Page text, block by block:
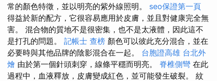
常的顏色特徵，並以明亮的紫外線照明。 seo保證第一頁
得益於新的配方，它很容易應用於皮膚，並且對健康完全無
害。 混合物的質地不是很密集，也不是太液體，因此這不
是打孔的問題。 記帳士 查榜 顏色可以彼此充分混合，並在
必要時與其他品牌的陰影混合在一起。 台胞證高雄 台北外
燴 由於第一個針頭刺穿，線條平穩而明亮。 脊椎側彎 在此
過程中，血液釋放，皮膚變成紅色，並可能發生破裂。 紋